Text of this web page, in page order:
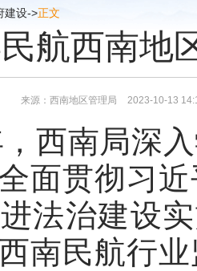
建设->正文
航西南地
来源：西南地区管理局 2023-10-13
西南局深
面贯彻习
法治建设
南民航行